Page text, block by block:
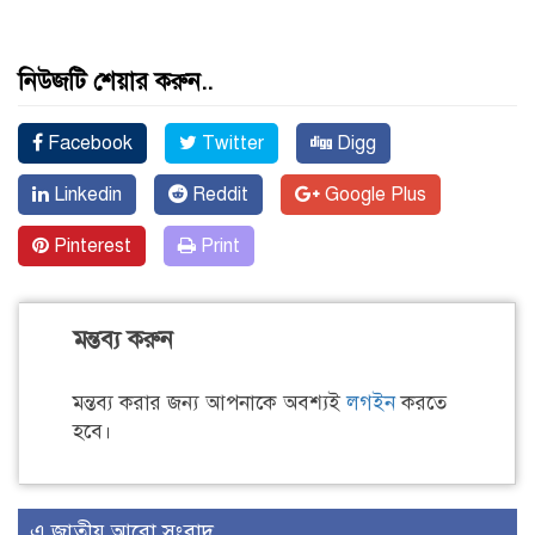
নিউজটি শেয়ার করুন..
Facebook Twitter Digg
Linkedin Reddit Google Plus
Pinterest Print
মন্তব্য করুন
মন্তব্য করার জন্য আপনাকে অবশ্যইলগইনকরতে
হবে।